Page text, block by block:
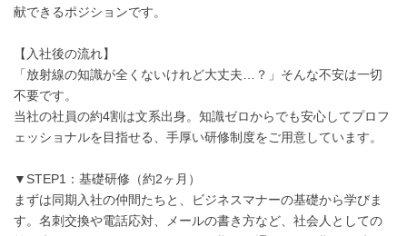
献できるポジションです。
【入社後の流れ】
「放射線の知識が全くないけれど大丈夫…？」そんな不安は一切
不要です。
当社の社員の約4割は文系出身。知識ゼロからでも安心してプロフ
ェッショナルを目指せる、手厚い研修制度をご用意しています。
▼STEP1：基礎研修（約2ヶ月）
まずは同期入社の仲間たちと、ビジネスマナーの基礎から学びま
す。名刺交換や電話応対、メールの書き方など、社会人としての